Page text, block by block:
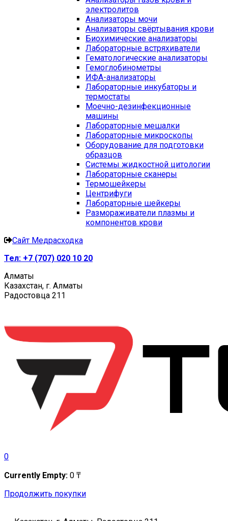
электролитов
Анализаторы мочи
Анализаторы свёртывания крови
Биохимические анализаторы
Лабораторные встряхиватели
Гематологические анализаторы
Гемоглобинометры
ИФА-анализаторы
Лабораторные инкубаторы и
термостаты
Моечно-дезинфекционные
машины
Лабораторные мешалки
Лабораторные микроскопы
Оборудование для подготовки
образцов
Системы жидкостной цитологии
Лабораторные сканеры
Термошейкеры
Центрифуги
Лабораторные шейкеры
Размораживатели плазмы и
компонентов крови
Сайт Медрасходка
Тел: +7 (707) 020 10 20
Алматы
Казахстан, г. Алматы
Радостовца 211
0
Currently Empty: 0 ₸
Продолжить покупки